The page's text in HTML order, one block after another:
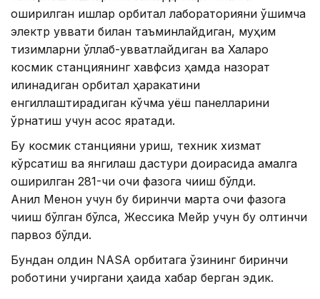
оширилган ишлар орбитал лабораторияни қўшимча
электр қуввати билан таъминлайдиган, муҳим
тизимларни қўллаб-қувватлайдиган ва Халқаро
космик станциянинг хавфсиз ҳамда назорат
қилинадиган орбитал ҳаракатини
енгиллаштирадиган кўчма қуёш панелларини
ўрнатиш учун асос яратади.
Бу космик станцияни қуриш, техник хизмат
кўрсатиш ва янгилаш дастури доирасида амалга
оширилган 281-чи очиқ фазога чиқиш бўлди.
Анил Менон учун бу биринчи марта очиқ фазога
чиқиш бўлган бўлса, Жессика Мейр учун бу олтинчи
парвоз бўлди.
Бундан олдин NASA орбитага ўзининг биринчи
роботини учиргани ҳақида хабар берган эдик.